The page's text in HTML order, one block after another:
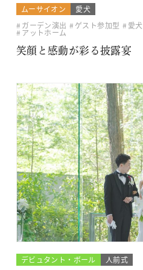
ムーサイオン
愛犬
ガーデン演出
ゲスト参加型 愛犬
アットホーム
笑顔と感動が彩る披露宴
デビュタント・ボール
人前式